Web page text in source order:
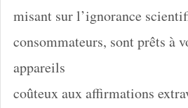
misant sur l’ignorance
consommateurs, sont prêts à
appareils
coûteux aux affirmations